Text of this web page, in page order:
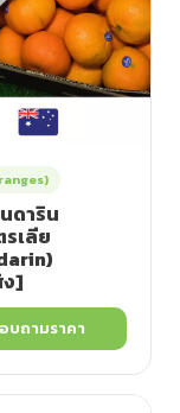
ดาริน
เลีย
]
บถามราคา